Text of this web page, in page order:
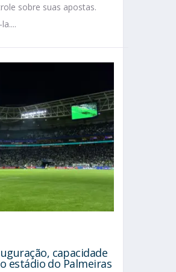
sobre suas apostas.
capacidade
estádio do Palmeiras